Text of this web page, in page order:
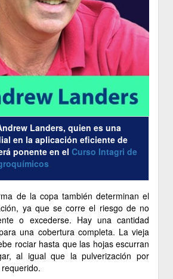
Landers, quien es una
en la aplicación eficiente de
ponente en el Curso Intagri de
.
de la copa también determinan el
ya que se corre el riesgo de no
o excederse. Hay una cantidad
una cobertura completa. La vieja
rociar hasta que las hojas escurran
al igual que la pulverización por